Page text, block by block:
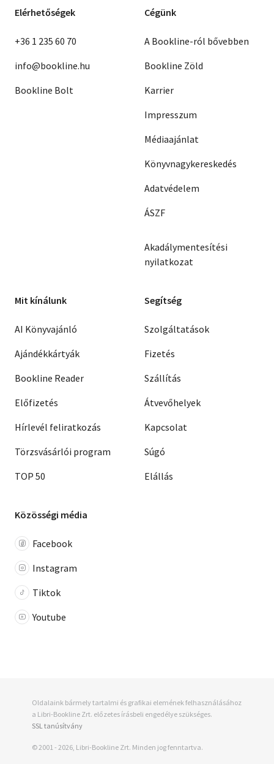
Elérhetőségek
+36 1 235 60 70
info@bookline.hu
Bookline Bolt
Cégünk
A Bookline-ról bővebben
Bookline Zöld
Karrier
Impresszum
Médiaajánlat
Könyvnagykereskedés
Adatvédelem
ÁSZF
Akadálymentesítési
nyilatkozat
Mit kínálunk
AI Könyvajánló
Ajándékkártyák
Bookline Reader
Előfizetés
Hírlevél feliratkozás
Törzsvásárlói program
TOP 50
Segítség
Szolgáltatások
Fizetés
Szállítás
Átvevőhelyek
Kapcsolat
Súgó
Elállás
Közösségi média
Facebook
Instagram
Tiktok
Youtube
Oldalaink bármely tartalmi és grafikai elemének felhasználásához
a Libri-Bookline Zrt. előzetes írásbeli engedélye szükséges.
SSL tanúsítvány
© 2001 - 2026, Libri-Bookline Zrt. Minden jog fenntartva.